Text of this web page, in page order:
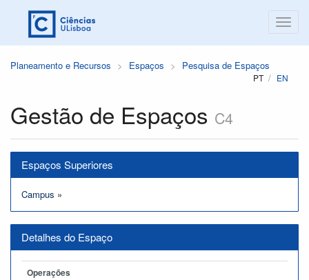
Planeamento e Recursos Espaços Pesquisa de Espaços
PT EN
Gestão de Espaços C4
Espaços Superiores
Campus »
Detalhes do Espaço
Operações